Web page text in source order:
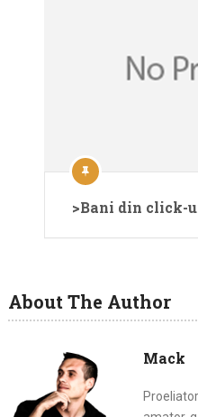
>Bani din click-
About The Author
Mack